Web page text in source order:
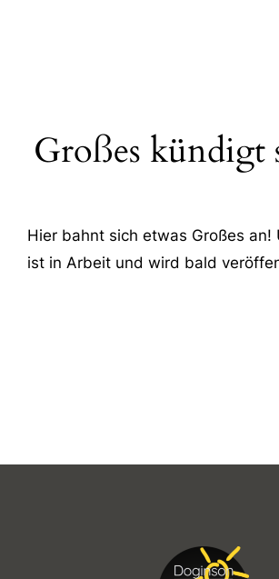
Großes kündigt
Hier bahnt sich etwas Großes an!
ist in Arbeit und wird bald